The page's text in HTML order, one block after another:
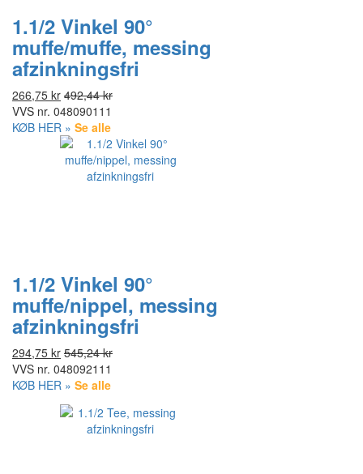
1.1/2 Vinkel 90°
muffe/muffe, messing
afzinkningsfri
266,75 kr 492,44 kr
VVS nr. 048090111
KØB HER » Se alle
1.1/2 Vinkel 90°
muffe/nippel, messing
afzinkningsfri
294,75 kr 545,24 kr
VVS nr. 048092111
KØB HER » Se alle